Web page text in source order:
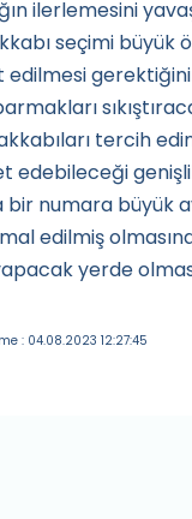
ilerlemesini
seçimi büyük
tercih
edebileceği
numara büyük
edilmiş
yerde
: 04.08.2023 12:27:45